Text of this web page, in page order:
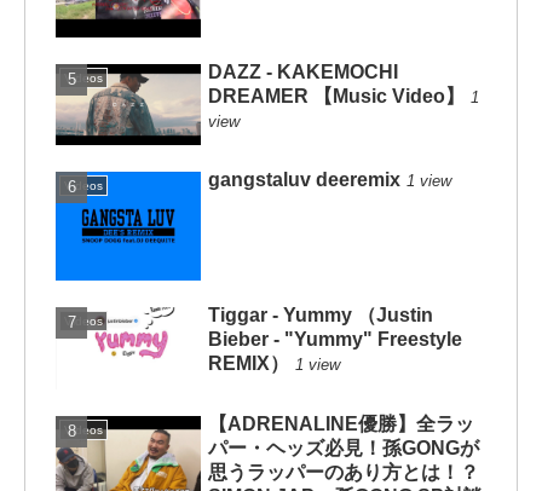
Videos
DAZZ - KAKEMOCHI
DREAMER 【Music Video】
1
view
Videos gangstaluv deeremix 1 view
Videos
Tiggar - Yummy （Justin
Bieber - "Yummy" Freestyle
REMIX）
1 view
Videos
【ADRENALINE優勝】全ラッ
パー・ヘッズ必見！孫GONGが
思うラッパーのあり方とは！？